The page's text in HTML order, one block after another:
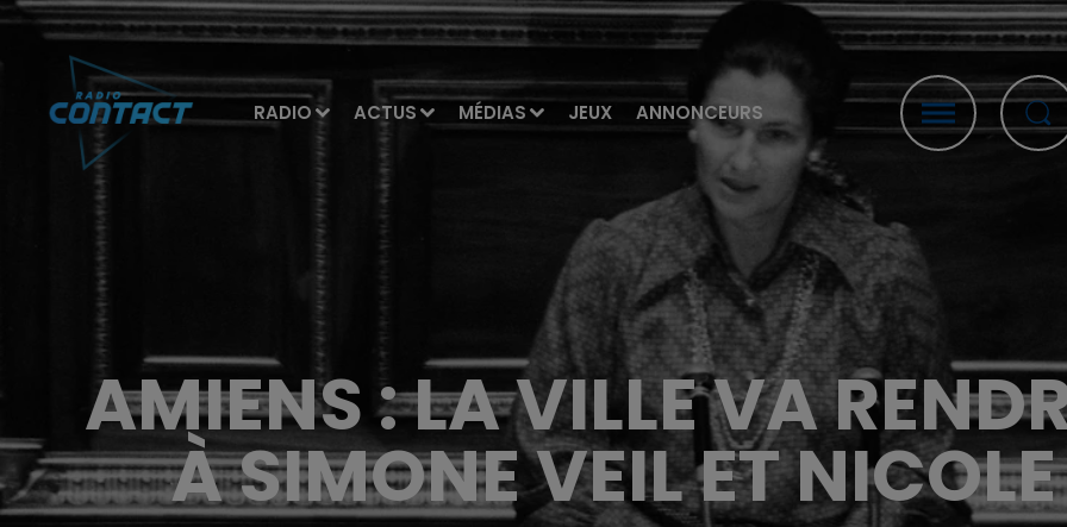
RADIO ACTUS MÉDIAS JEUX ANNONCEURS
AMIENS : LA VILLE VA
À SIMONE VEIL ET